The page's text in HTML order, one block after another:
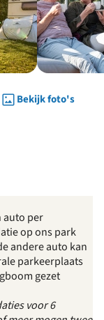
Bekijk foto's
auto per
op ons park
andere auto kan
parkeerplaats
gezet
voor 6